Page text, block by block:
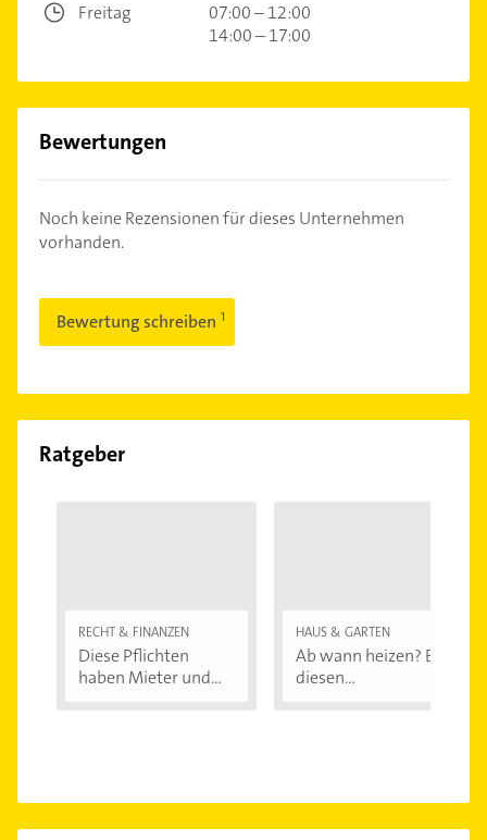
Freitag
07:00 – 12:00
14:00 – 17:00
Bewertungen
Noch keine Rezensionen für dieses Unternehmen
vorhanden.
Bewertung schreiben
Ratgeber
RECHT & FINANZEN
Diese Pflichten
haben Mieter und...
HAUS & GARTEN
Ab wann heizen? Bei
diesen